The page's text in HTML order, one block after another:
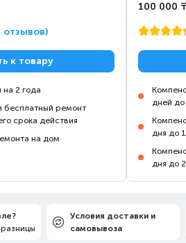
отзывов)
к товару
на 2 года
бесплатный ремонт
срока действия
на дом
100 000
дней до
дня до
дня до
Условия доставки и
самовывоза